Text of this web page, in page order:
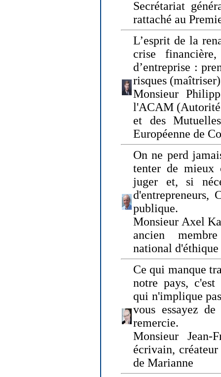
Secrétariat
rattaché au
L’esprit de la
crise
d’entreprise :
risques
Monsieur
l'ACAM (Autorité
et des
Européenne de
On ne perd
tenter de mieux
juger et, si
d'entrepreneurs,
publique.
Monsieur Axel
ancien
national d'éthique
Ce qui manque
notre pays,
qui n'implique
vous essayez
remercie.
Monsieur Jean-
écrivain,
de Marianne